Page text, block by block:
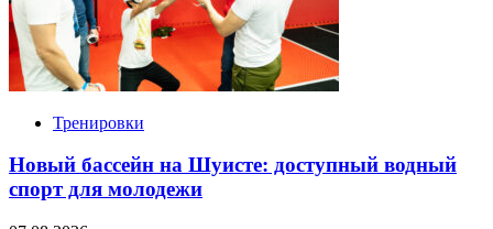
Тренировки
Новый бассейн на Шуисте: доступный водный
спорт для молодежи